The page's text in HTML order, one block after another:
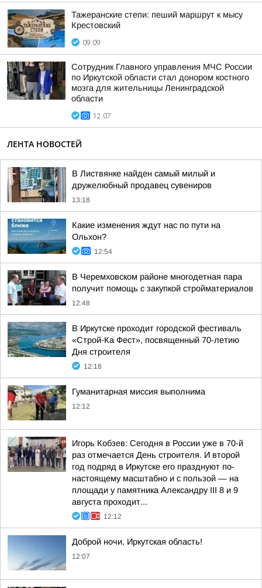
Тажеранские степи: пеший маршрут к мысу
Крестовский
09:09
Сотрудник Главного управления МЧС России
по Иркутской области стал донором костного
мозга для жительницы Ленинградской
области
12:07
ЛЕНТА НОВОСТЕЙ
В Листвянке найден самый милый и
дружелюбный продавец сувениров
13:18
Какие изменения ждут нас по пути на
Ольхон?
12:54
В Черемховском районе многодетная пара
получит помощь с закупкой стройматериалов
12:48
В Иркутске проходит городской фестиваль
«Строй-Ка Фест», посвященный 70-летию
Дня строителя
12:18
Гуманитарная миссия выполнима
12:12
Игорь Кобзев: Сегодня в России уже в 70-й
раз отмечается День строителя. И второй
год подряд в Иркутске его празднуют по-
настоящему масштабно и с пользой — на
площади у памятника Александру III 8 и 9
августа проходит...
12:12
Доброй ночи, Иркутская область!
12:07